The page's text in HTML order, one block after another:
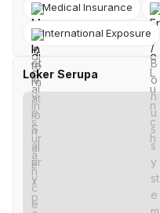
Medical Insurance
International Exposure
Loker Serupa